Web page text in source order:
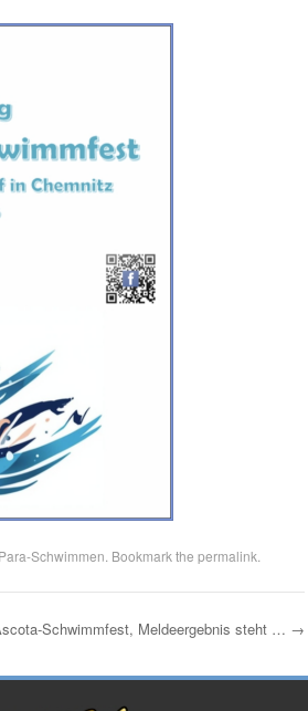
Para-Schwimmen . Bookmark the permalink
Schwimmfest, Meldeergebnis steht … →